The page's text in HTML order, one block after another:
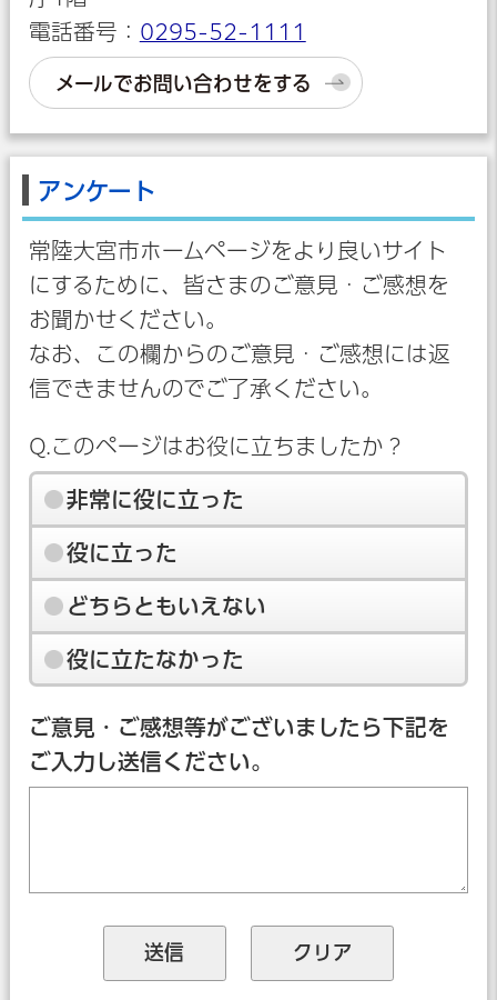
電話番号： 0295-52-1111
メールでお問い合わせをする
アンケート
常陸大宮市ホームページをより良いサイト
にするために、皆さまのご意見・ご感想を
お聞かせください。
なお、この欄からのご意見・ご感想には返
信できませんのでご了承ください。
Q.このページはお役に立ちましたか？
非常に役に立った
役に立った
どちらともいえない
役に立たなかった
ご意見・ご感想等がございましたら下記を
ご入力し送信ください。